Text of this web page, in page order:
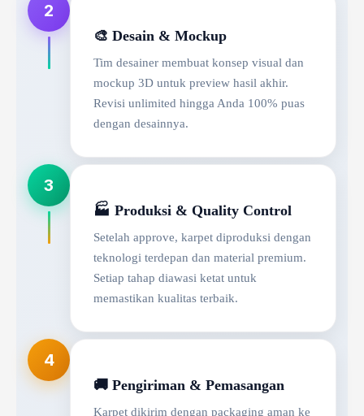
2
🎨 Desain & Mockup
Tim desainer membuat konsep visual dan
mockup 3D untuk preview hasil akhir.
Revisi unlimited hingga Anda 100% puas
dengan desainnya.
3
🏭 Produksi & Quality Control
Setelah approve, karpet diproduksi dengan
teknologi terdepan dan material premium.
Setiap tahap diawasi ketat untuk
memastikan kualitas terbaik.
4
🚚 Pengiriman & Pemasangan
Karpet dikirim dengan packaging aman ke